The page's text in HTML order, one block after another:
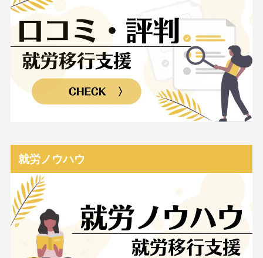
就労ノウハウ